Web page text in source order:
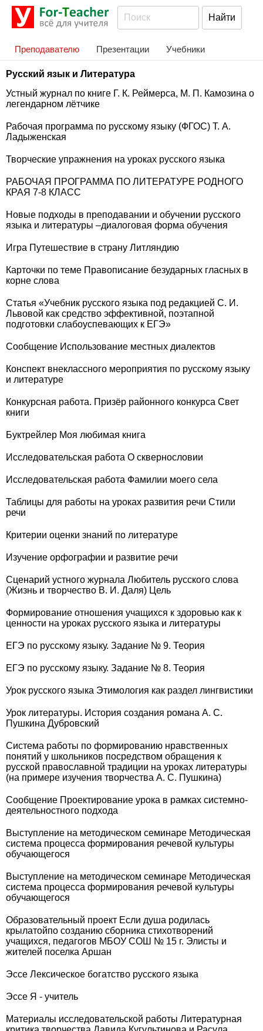
Преподавателю Презентации Учебники
Русский язык и Литература
Устный журнал по книге Г. К. Реймерса, М. П. Камозина о
легендарном лётчике
Рабочая программа по русскому языку (ФГОС) Т. А.
Ладыженская
Творческие упражнения на уроках русского языка
РАБОЧАЯ ПРОГРАММА ПО ЛИТЕРАТУРЕ РОДНОГО
КРАЯ 7-8 КЛАСС
Новые подходы в преподавании и обучении русского
языка и литературы –диалоговая форма обучения
Игра Путешествие в страну Литляндию
Карточки по теме Правописание безударных гласных в
корне слова
Статья «Учебник русского языка под редакцией С. И.
Львовой как средство эффективной, поэтапной
подготовки слабоуспевающих к ЕГЭ»
Сообщение Использование местных диалектов
Конспект внеклассного мероприятия по русскому языку
и литературе
Конкурсная работа. Призёр районного конкурса Свет
книги
Буктрейлер Моя любимая книга
Исследовательская работа О сквернословии
Исследовательская работа Фамилии моего села
Таблицы для работы на уроках развития речи Стили
речи
Критерии оценки знаний по литературе
Изучение орфографии и развитие речи
Сценарий устного журнала Любитель русского слова
(Жизнь и творчество В. И. Даля) Цель
Формирование отношения учащихся к здоровью как к
ценности на уроках русского языка и литературы
ЕГЭ по русскому языку. Задание № 9. Теория
ЕГЭ по русскому языку. Задание № 8. Теория
Урок русского языка Этимология как раздел лингвистики
Урок литературы. История создания романа А. С.
Пушкина Дубровский
Система работы по формированию нравственных
понятий у школьников посредством обращения к
русской православной традиции на уроках литературы
(на примере изучения творчества А. С. Пушкина)
Сообщение Проектирование урока в рамках системно-
деятельностного подхода
Выступление на методическом семинаре Методическая
система процесса формирования речевой культуры
обучающегося
Выступление на методическом семинаре Методическая
система процесса формирования речевой культуры
обучающегося
Образовательный проект Если душа родилась
крылатойпо созданию сборника стихотворений
учащихся, педагогов МБОУ СОШ № 15 г. Элисты и
жителей поселка Аршан
Эссе Лексическое богатство русского языка
Эссе Я - учитель
Материалы исследовательской работы Литературная